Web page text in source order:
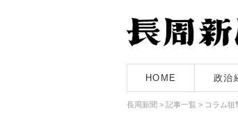
HOME 政治
長周新聞 > 記事一覧 > コラム狙